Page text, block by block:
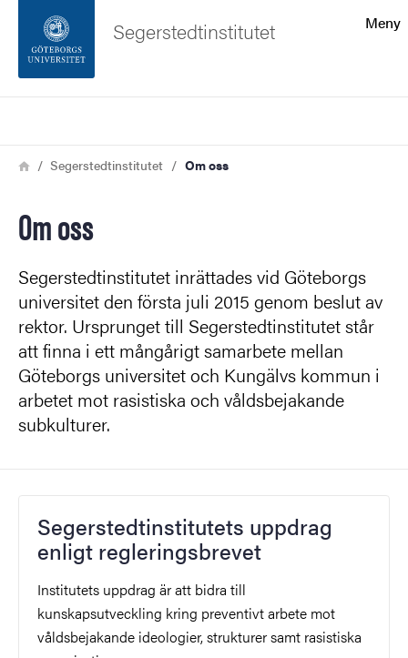
Sidfoten
Meny
Segerstedtinstitutet
Länkstig
HemSegerstedtinstitutet Om oss
Om oss
Segerstedtinstitutet inrättades vid Göteborgs
universitet den första juli 2015 genom beslut av
rektor. Ursprunget till Segerstedtinstitutet står
att finna i ett mångårigt samarbete mellan
Göteborgs universitet och Kungälvs kommun i
arbetet mot rasistiska och våldsbejakande
subkulturer.
Segerstedtinstitutets uppdrag
enligt regleringsbrevet
Institutets uppdrag är att bidra till
kunskapsutveckling kring preventivt arbete mot
våldsbejakande ideologier, strukturer samt rasistiska